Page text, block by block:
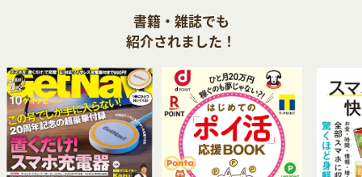
書籍・雑誌でも
紹介されました！